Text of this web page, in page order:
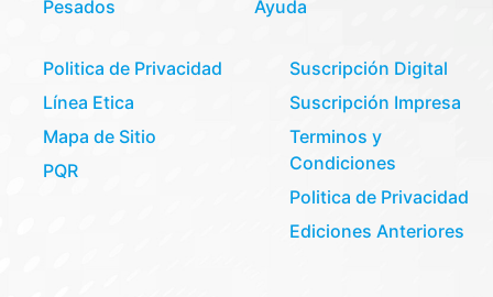
Pesados
Ayuda
Politica de Privacidad
Línea Etica
Mapa de Sitio
PQR
Suscripción Digital
Suscripción Impresa
Terminos y
Condiciones
Politica de Privacidad
Ediciones Anteriores